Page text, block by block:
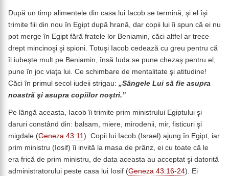
După un timp alimentele din casa lui Iacob se termină, şi el îşi
trimite fiii din nou în Egipt după hrană, dar copii lui îi spun că ei nu
pot merge în Egipt fără fratele lor Beniamin, căci altfel ar trece
drept mincinoşi şi spioni. Totuşi Iacob cedează cu greu pentru că
îl iubeşte mult pe Beniamin, însă Iuda se pune chezaş pentru el,
pune în joc viaţa lui. Ce schimbare de mentalitate şi atitudine!
Căci în primul secol iudeii strigau: „Sângele Lui să fie asupra
noastră şi asupra copiilor noştri.”
Pe lângă aceasta, Iacob îi trimite prim ministrului Egiptului şi
daruri constând din: balsam, miere, mirodenii, mir, fisticuri şi
migdale (Geneza 43:11). Copii lui Iacob (Israel) ajung în Egipt, iar
prim ministru (Iosif) îi invită la masa de prânz, ei cu toate că le
era frică de prim ministru, de data aceasta au acceptat şi datorită
administratorului peste casa lui Iosif (Geneza 43:16-24). Ei